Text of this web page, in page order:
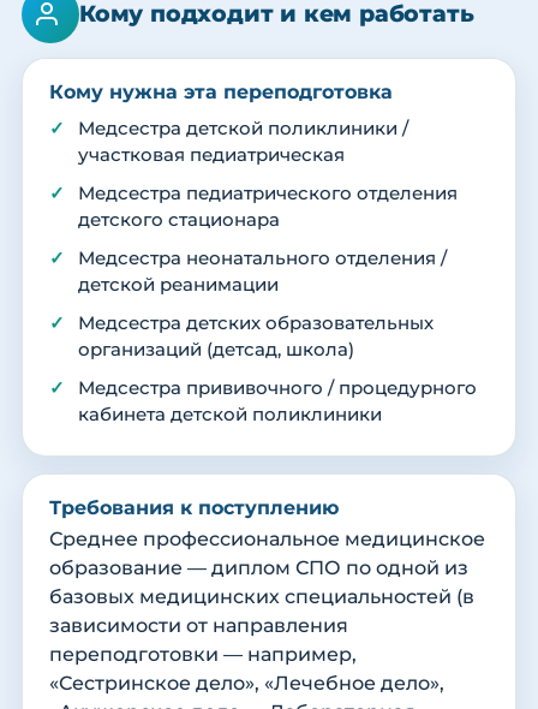
Кому подходит и кем работать
Кому нужна эта переподготовка
Медсестра детской поликлиники /
участковая педиатрическая
Медсестра педиатрического отделения
детского стационара
Медсестра неонатального отделения /
детской реанимации
Медсестра детских образовательных
организаций (детсад, школа)
Медсестра прививочного / процедурного
кабинета детской поликлиники
Требования к поступлению
Среднее профессиональное медицинское
образование — диплом СПО по одной из
базовых медицинских специальностей (в
зависимости от направления
переподготовки — например,
«Сестринское дело», «Лечебное дело»,